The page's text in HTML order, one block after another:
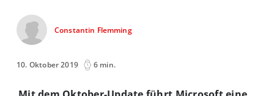
Constantin Flemming
10. Oktober 2019 6 min.